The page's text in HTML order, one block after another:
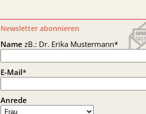
Newsletter abonnieren
Name zB.: Dr. Erika Mustermann*
E-Mail*
Anrede